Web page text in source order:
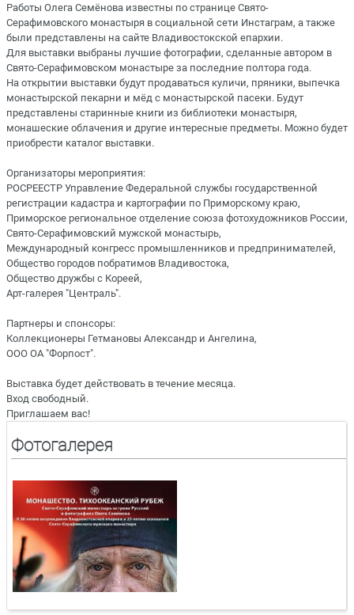
Работы Олега Семёнова известны по странице Свято-
Серафимовского монастыря в социальной сети Инстаграм, а также
были представлены на сайте Владивостокской епархии.
Для выставки выбраны лучшие фотографии, сделанные автором в
Свято-Серафимовском монастыре за последние полтора года.
На открытии выставки будут продаваться куличи, пряники, выпечка
монастырской пекарни и мёд с монастырской пасеки. Будут
представлены старинные книги из библиотеки монастыря,
монашеские облачения и другие интересные предметы. Можно будет
приобрести каталог выставки.
Организаторы мероприятия:
РОСРЕЕСТР Управление Федеральной службы государственной
регистрации кадастра и картографии по Приморскому краю,
Приморское региональное отделение союза фотохудожников России,
Свято-Серафимовский мужской монастырь,
Международный конгресс промышленников и предпринимателей,
Общество городов побратимов Владивостока,
Общество дружбы с Кореей,
Арт-галерея "Централь".
Партнеры и спонсоры:
Коллекционеры Гетмановы Александр и Ангелина,
ООО ОА "Форпост".
Выставка будет действовать в течение месяца.
Вход свободный.
Приглашаем вас!
Фотогалерея